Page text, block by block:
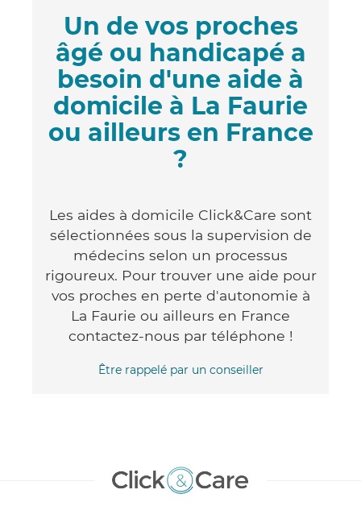
Un de vos proches
âgé ou handicapé a
besoin d'une aide à
domicile à La Faurie
ou ailleurs en France
?
Les aides à domicile Click&Care sont
sélectionnées sous la supervision de
médecins selon un processus
rigoureux. Pour trouver une aide pour
vos proches en perte d'autonomie à
La Faurie ou ailleurs en France
contactez-nous par téléphone !
Être rappelé par un conseiller